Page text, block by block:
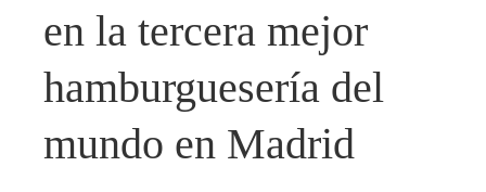
en la tercera mejor
hamburguesería del
mundo en Madrid